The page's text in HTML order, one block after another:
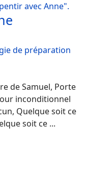
avec Anne".
de préparation
de Samuel, Porte
inconditionnel
Quelque soit ce
soit ce ...